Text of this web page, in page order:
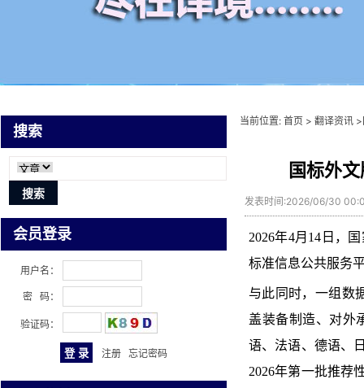
搜索
会员登录
用户名：
密 码：
验证码：
注册 忘记密码
当前位置: 首页 > 翻译资讯
国标外
发表时间:2026/06/30
2026年4月14日，
标准信息公共服务
与此同时，一组数
盖装备制造、对外
语、法语、德语、
2026年第一批推荐